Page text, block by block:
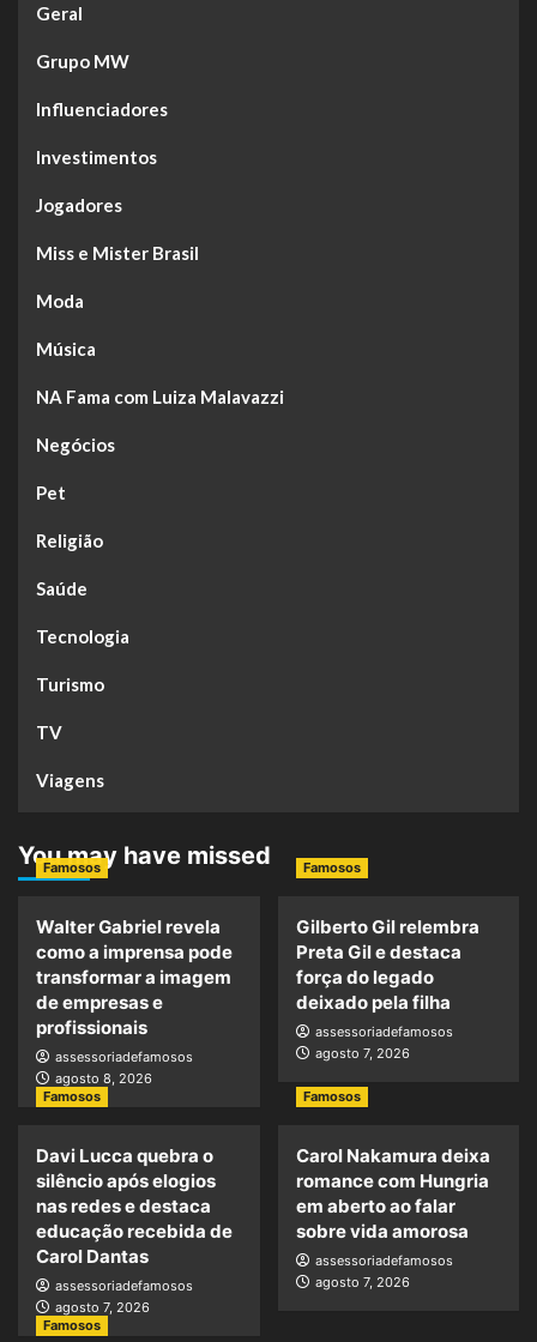
Geral
Grupo MW
Influenciadores
Investimentos
Jogadores
Miss e Mister Brasil
Moda
Música
NA Fama com Luiza Malavazzi
Negócios
Pet
Religião
Saúde
Tecnologia
Turismo
TV
Viagens
You may have missed
Famosos
Walter Gabriel revela
como a imprensa pode
transformar a imagem
de empresas e
profissionais
assessoriadefamosos
agosto 8, 2026
Famosos
Gilberto Gil relembra
Preta Gil e destaca
força do legado
deixado pela filha
assessoriadefamosos
agosto 7, 2026
Famosos
Davi Lucca quebra o
silêncio após elogios
nas redes e destaca
educação recebida de
Carol Dantas
assessoriadefamosos
agosto 7, 2026
Famosos
Carol Nakamura deixa
romance com Hungria
em aberto ao falar
sobre vida amorosa
assessoriadefamosos
agosto 7, 2026
Famosos